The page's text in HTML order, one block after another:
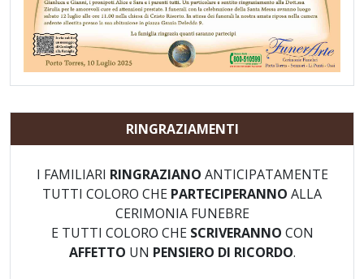
RINGRAZIAMENTI
I FAMILIARI RINGRAZIANO ANTICIPATAMENTE
TUTTI COLORO CHE PARTECIPERANNO ALLA
CERIMONIA FUNEBRE
E TUTTI COLORO CHE SCRIVERANNO CON
AFFETTO UN PENSIERO DI RICORDO.